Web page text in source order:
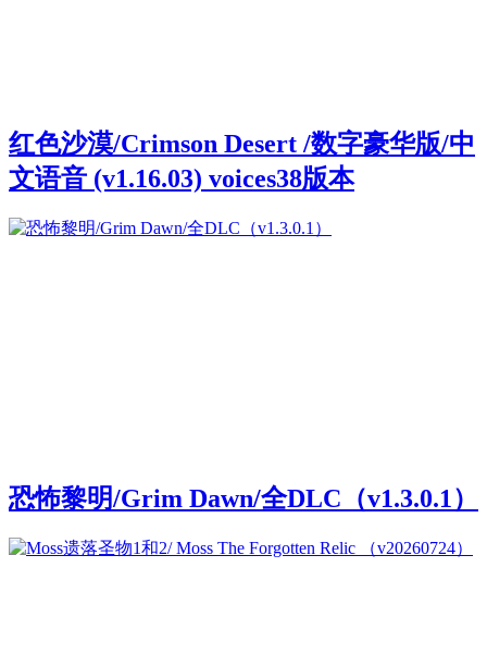
红色沙漠/Crimson Desert /数字豪华版/中
文语音 (v1.16.03) voices38版本
恐怖黎明/Grim Dawn/全DLC（v1.3.0.1）